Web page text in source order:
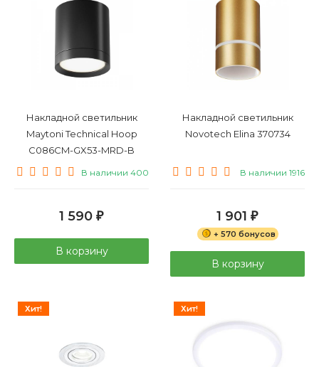
Накладной светильник
Maytoni Technical Hoop
C086CM-GX53-MRD-B
В наличии 400
1 590 ₽
В корзину
Накладной светильник
Novotech Elina 370734
В наличии 1916
1 901 ₽
+ 570 бонусов
В корзину
Хит! Хит!